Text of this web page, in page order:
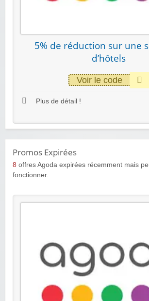
5% de réduction sur une
d’hôtels
Voir le code
Plus de détail !
Promos Expirées
8 offres Agoda expirées récemment mais
fonctionner.